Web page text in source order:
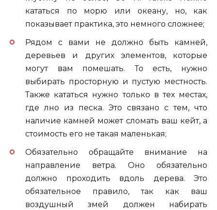
кататься по морю или океану, но, как
показывает практика, это немного сложнее;
Рядом с вами не должно быть камней,
деревьев и других элементов, которые
могут вам помешать. То есть, нужно
выбирать просторную и пустую местность.
Также кататься нужно только в тех местах,
где лно из песка. Это связано с тем, что
наличие камней может сломать ваш кейт, а
стоимость его не такая маленькая;
Обязательно обращайте внимание на
направление ветра. Оно обязательно
должно проходить вдоль дерева. Это
обязательное правило, так как ваш
воздушный змей должен набирать